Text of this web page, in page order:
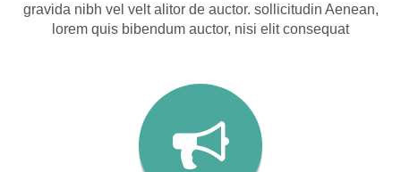
gravida nibh vel velt alitor de auctor. sollicitudin Aenean,
lorem quis bibendum auctor, nisi elit consequat